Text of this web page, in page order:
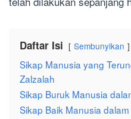
Daftar Isi Sembunyikan
Sikap Manusia yang
Zalzalah
Sikap Buruk Manusia
Sikap Baik Manusia